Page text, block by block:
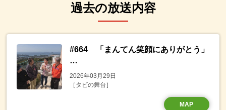
過去の放送内容
#664 「まんてん笑顔にありがとう」
…
2026年03月29日
［タビの舞台］
MAP